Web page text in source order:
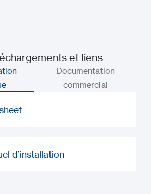
et liens
Documentation
commercial
d’installation